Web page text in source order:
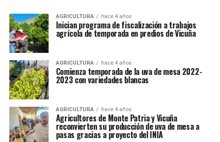
AGRICULTURA hace 4 años
Inician programa de fiscalización a trabajos
agrícola de temporada en predios de Vicuña
AGRICULTURA hace 4 años
Comienza temporada de la uva de mesa 2022-
2023 con variedades blancas
AGRICULTURA hace 4 años
Agricultores de Monte Patria y Vicuña
reconvierten su producción de uva de mesa a
pasas gracias a proyecto del INIA